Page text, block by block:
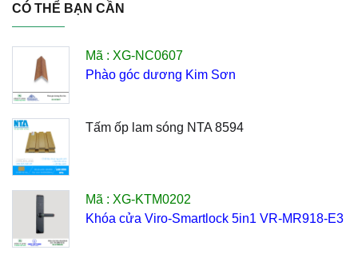
CÓ THỂ BẠN CẦN
Mã : XG-NC0607
Phào góc dương Kim Sơn
Tấm ốp lam sóng NTA 8594
Mã : XG-KTM0202
Khóa cửa Viro-Smartlock 5in1 VR-MR918-E3